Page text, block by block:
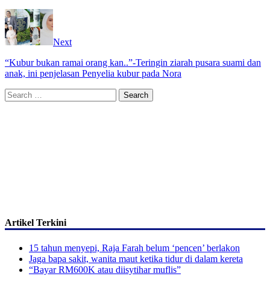
Next
“Kubur bukan ramai orang kan..”-Teringin ziarah pusara suami dan
anak, ini penjelasan Penyelia kubur pada Nora
Search
for:
Artikel Terkini
15 tahun menyepi, Raja Farah belum ‘pencen’ berlakon
Jaga bapa sakit, wanita maut ketika tidur di dalam kereta
“Bayar RM600K atau diisytihar muflis”